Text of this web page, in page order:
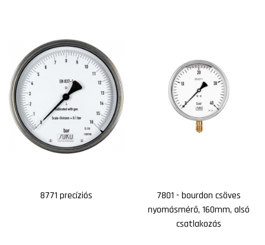
8771 precíziós
7801 - bourdon csöves
nyomásmérő, 160mm, alsó
csatlakozás